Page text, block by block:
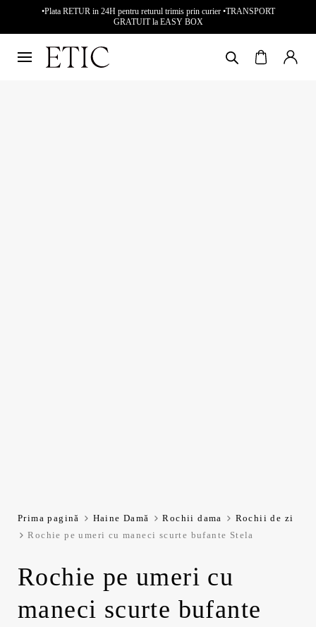
•Plata RETUR in 24H pentru returul trimis prin curier •TRANSPORT
GRATUIT la EASY BOX
Prima pagină Haine Damă Rochii dama
Rochii de zi
Rochie pe umeri cu maneci scurte bufante Stela
Rochie pe umeri cu
maneci scurte bufante